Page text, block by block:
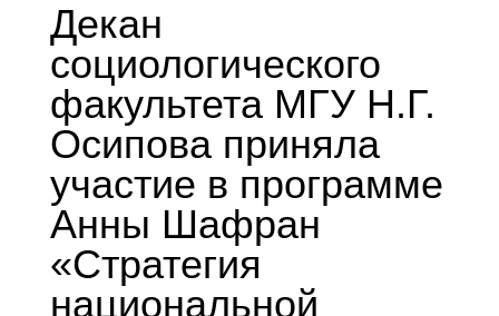
Декан
социологического
факультета МГУ Н.Г.
Осипова приняла
участие в программе
Анны Шафран
«Стратегия
национальной